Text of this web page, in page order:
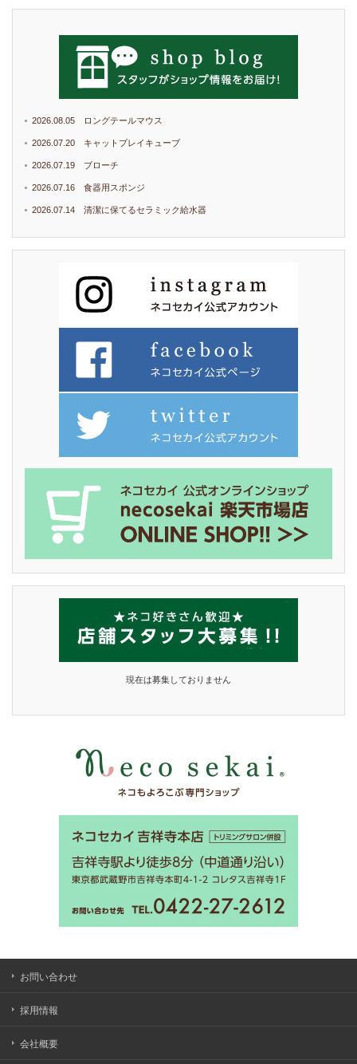
2026.08.05 ロングテールマウス
2026.07.20 キャットプレイキューブ
2026.07.19 ブローチ
2026.07.16 食器用スポンジ
2026.07.14 清潔に保てるセラミック給水器
現在は募集しておりません
お問い合わせ
採用情報
会社概要